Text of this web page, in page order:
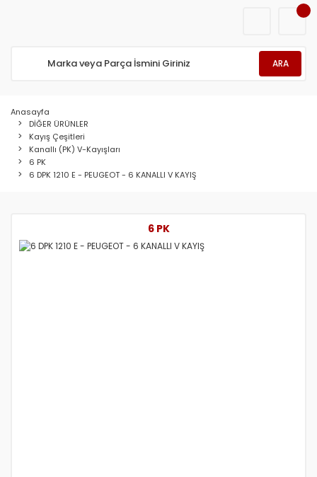
ARA
Anasayfa
DİĞER ÜRÜNLER
Kayış Çeşitleri
Kanallı (PK) V-Kayışları
6 PK
6 DPK 1210 E - PEUGEOT - 6 KANALLI V KAYIŞ
6 PK